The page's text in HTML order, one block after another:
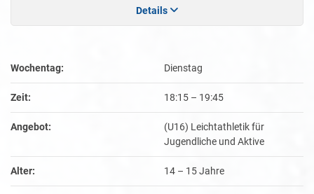
Details
Wochentag: Dienstag
Zeit: 18:15 – 19:45
Angebot:
(U16) Leichtathletik für
Jugendliche und Aktive
Alter: 14 – 15 Jahre